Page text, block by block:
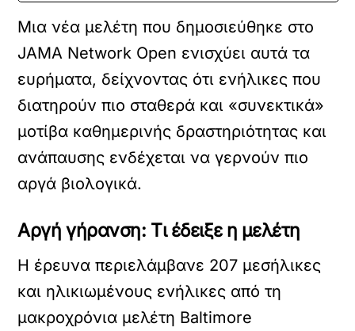
Μια νέα μελέτη που δημοσιεύθηκε στο
JAMA Network Open ενισχύει αυτά τα
ευρήματα, δείχνοντας ότι ενήλικες που
διατηρούν πιο σταθερά και «συνεκτικά»
μοτίβα καθημερινής δραστηριότητας και
ανάπαυσης ενδέχεται να γερνούν πιο
αργά βιολογικά.
Αργή γήρανση: Τι έδειξε η μελέτη
Η έρευνα περιελάμβανε 207 μεσήλικες
και ηλικιωμένους ενήλικες από τη
μακροχρόνια μελέτη Baltimore